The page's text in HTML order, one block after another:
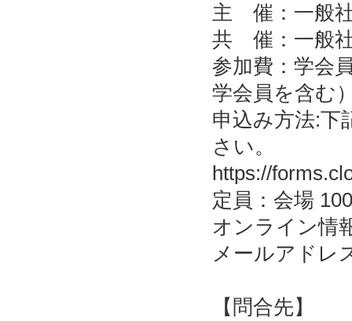
主 催：一般
共 催：一般
参加費：学会
学会員を含
申込み方法:下
さい。
https://
定員：会場
オンライン情
メールアドレ
【問合先】